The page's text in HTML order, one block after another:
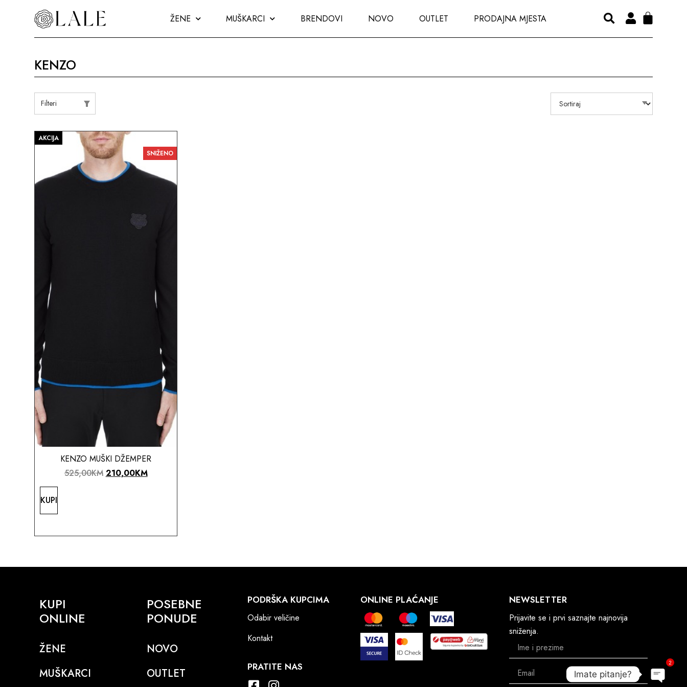
ŽENE MUŠKARCI BRENDOVI NOVO OUTLET PRODAJNA MJESTA
KENZO
Filteri
AKCIJA
SNIŽENO
KENZO MUŠKI DŽEMPER
525,00KM 210,00KM
KUPI
KUPI
ONLINE
ŽENE
MUŠKARCI
POSEBNE
PONUDE
NOVO
OUTLET
PODRŠKA KUPCIMA
Odabir veličine
Kontakt
PRATITE NAS
ONLINE PLAĆANJE NEWSLETTER
Prijavite se i prvi saznajte najnovija
sniženja.
Imate pitanje?
2